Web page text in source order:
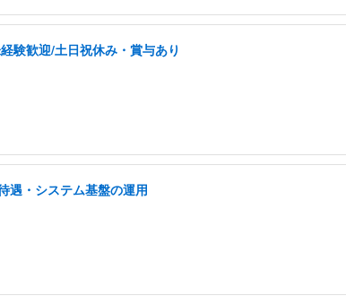
験歓迎/土日祝休み・賞与あり
遇・システム基盤の運用